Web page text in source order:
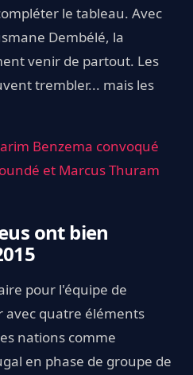
le tableau. Avec
Dembélé, la
venir de partout. Les
trembler... mais les
Benzema convoqué
et Marcus Thuram
ont bien
pour l'équipe de
avec quatre éléments
nations comme
en phase de groupe de